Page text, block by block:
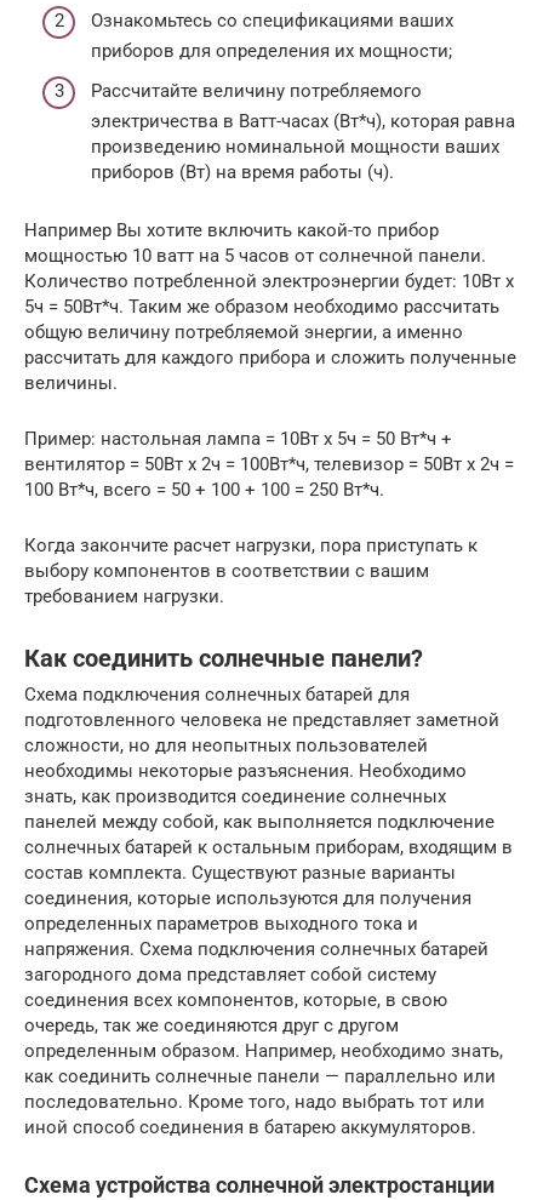
Ознакомьтесь со спецификациями ваших
приборов для определения их мощности;
Рассчитайте величину потребляемого
электричества в Ватт-часах (Вт*ч), которая равна
произведению номинальной мощности ваших
приборов (Вт) на время работы (ч).
Например Вы хотите включить какой-то прибор
мощностью 10 ватт на 5 часов от солнечной панели.
Количество потребленной электроэнергии будет: 10Вт х
5ч = 50Вт*ч. Таким же образом необходимо рассчитать
общую величину потребляемой энергии, а именно
рассчитать для каждого прибора и сложить полученные
величины.
Пример: настольная лампа = 10Вт х 5ч = 50 Вт*ч +
вентилятор = 50Вт х 2ч = 100Вт*ч, телевизор = 50Вт х 2ч =
100 Вт*ч, всего = 50 + 100 + 100 = 250 Вт*ч.
Когда закончите расчет нагрузки, пора приступать к
выбору компонентов в соответствии с вашим
требованием нагрузки.
Как соединить солнечные панели?
Схема подключения солнечных батарей для
подготовленного человека не представляет заметной
сложности, но для неопытных пользователей
необходимы некоторые разъяснения. Необходимо
знать, как производится соединение солнечных
панелей между собой, как выполняется подключение
солнечных батарей к остальным приборам, входящим в
состав комплекта. Существуют разные варианты
соединения, которые используются для получения
определенных параметров выходного тока и
напряжения. Схема подключения солнечных батарей
загородного дома представляет собой систему
соединения всех компонентов, которые, в свою
очередь, так же соединяются друг с другом
определенным образом. Например, необходимо знать,
как соединить солнечные панели — параллельно или
последовательно. Кроме того, надо выбрать тот или
иной способ соединения в батарею аккумуляторов.
Схема устройства солнечной электростанции